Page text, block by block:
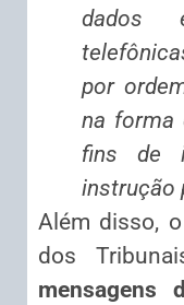
dados
por
na forma
fins de
instrução
Além disso,
dos
mensagens